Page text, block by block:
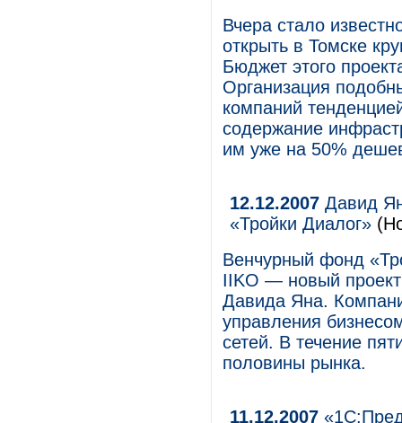
Вчера стало
открыть в Томске
Бюджет этого
Организация
компаний
содержание
им уже на 50%
12.12.2007 Давид
«Тройки Диалог»
Венчурный фонд
IIKO — новый проект
Давида Яна.
управления
сетей. В течение
половины рынка.
11.12.2007